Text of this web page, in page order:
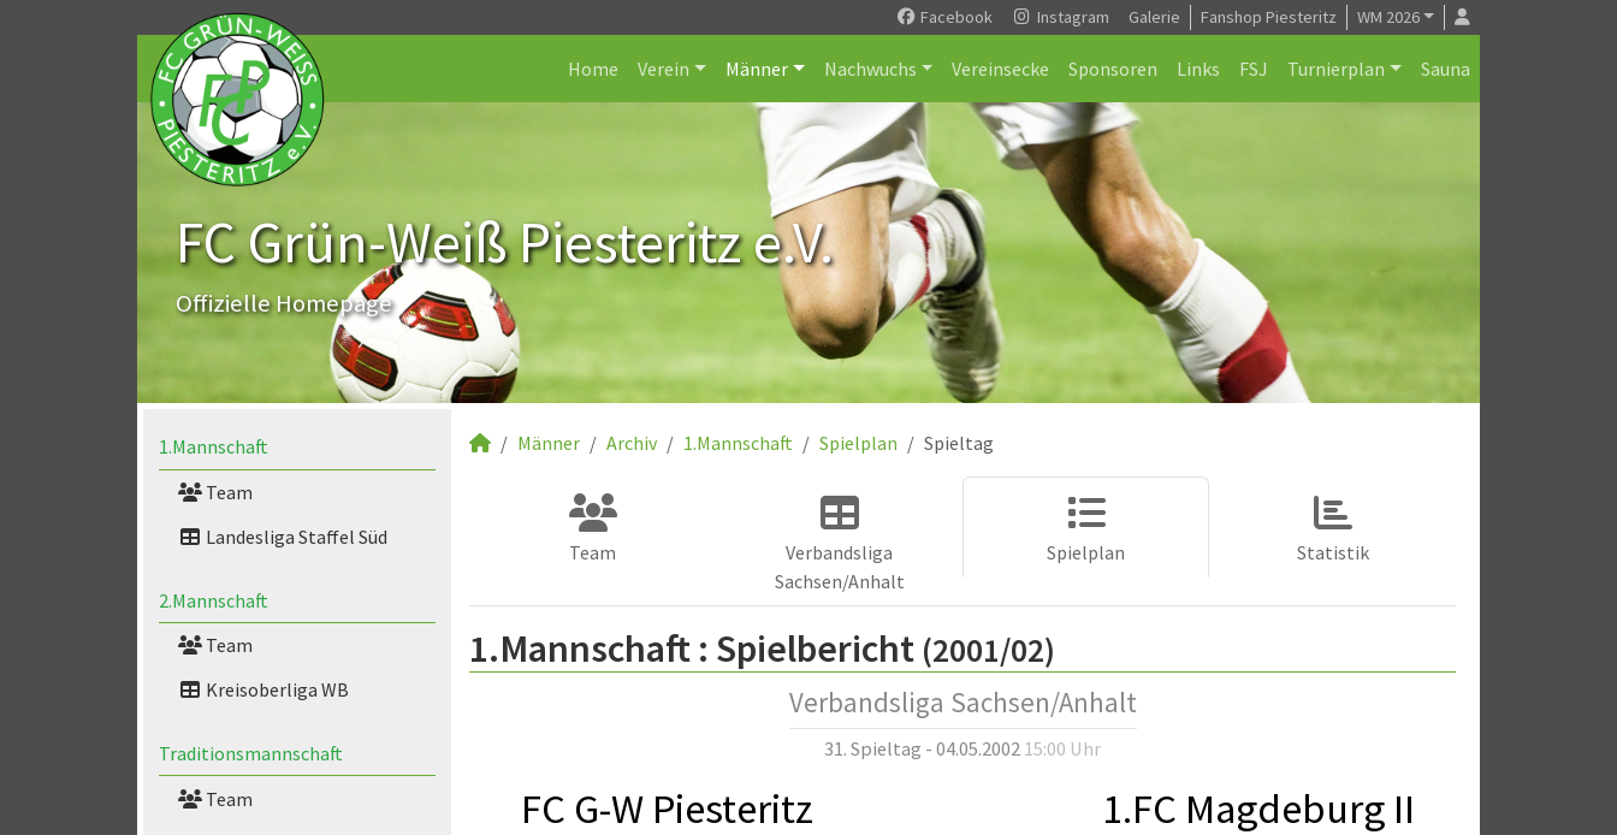
Facebook Instagram Galerie Fanshop Piesteritz WM 2026
Home Verein Männer Nachwuchs Vereinsecke Sponsoren Links FSJ Turnierplan Sauna
FC Grün-Weiß Piesteritz e.V.
Offizielle Homepage
1.Mannschaft
Team
Landesliga Staffel Süd
2.Mannschaft
Team
Kreisoberliga WB
Traditionsmannschaft
Team
Männer Archiv 1.Mannschaft Spielplan Spieltag
Team
Verbandsliga
Sachsen/Anhalt
Spielplan Statistik
1.Mannschaft : Spielbericht (2001/02)
Verbandsliga Sachsen/Anhalt
31. Spieltag - 04.05.2002 15:00 Uhr
FC G-W Piesteritz 1.FC Magdeburg II